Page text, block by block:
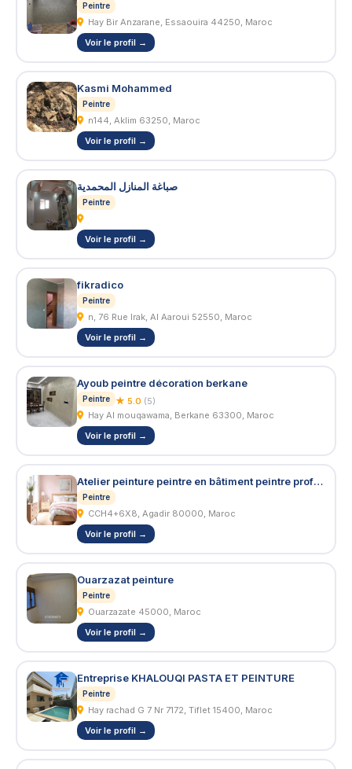
Peintre
Hay Bir Anzarane, Essaouira 44250, Maroc
Voir le profil →
Kasmi Mohammed
Peintre
n144, Aklim 63250, Maroc
Voir le profil →
صباغة المنازل المحمدية
Peintre
Voir le profil →
fikradico
Peintre
n, 76 Rue Irak, Al Aaroui 52550, Maroc
Voir le profil →
Ayoub peintre décoration berkane
Peintre ★ 5.0 (5)
Hay Al mouqawama, Berkane 63300, Maroc
Voir le profil →
Atelier peinture peintre en bâtiment peintre professionnel
Peintre
CCH4+6X8, Agadir 80000, Maroc
Voir le profil →
Ouarzazat peinture
Peintre
Ouarzazate 45000, Maroc
Voir le profil →
Entreprise KHALOUQI PASTA ET PEINTURE
Peintre
Hay rachad G 7 Nr 7172, Tiflet 15400, Maroc
Voir le profil →